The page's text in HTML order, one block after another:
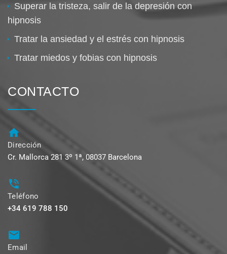
Superar la tristeza, salir de la depresión con
hipnosis
Tratar la ansiedad y el estrés con hipnosis
Tratar miedos y fobias con hipnosis
CONTACTO
Dirección
Cr. Mallorca 281 3º 1ª, 08037 Barcelona
Teléfono
+34 619 788 150
Email